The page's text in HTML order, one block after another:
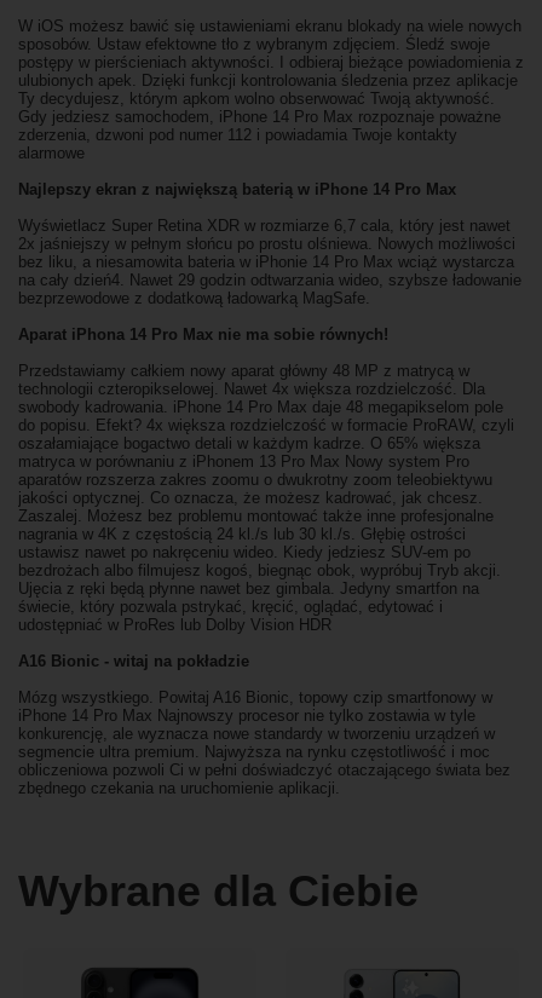
W iOS możesz bawić się ustawieniami ekranu blokady na wiele nowych
sposobów. Ustaw efektowne tło z wybranym zdjęciem. Śledź swoje
postępy w pierścieniach aktywności. I odbieraj bieżące powiadomienia z
ulubionych apek. Dzięki funkcji kontrolowania śledzenia przez aplikacje
Ty decydujesz, którym apkom wolno obserwować Twoją aktywność.
Gdy jedziesz samochodem, iPhone 14 Pro Max rozpoznaje poważne
zderzenia, dzwoni pod numer 112 i powiadamia Twoje kontakty
alarmowe
Najlepszy ekran z największą baterią w iPhone 14 Pro Max
Wyświetlacz Super Retina XDR w rozmiarze 6,7 cala, który jest nawet
2x jaśniejszy w pełnym słońcu po prostu olśniewa. Nowych możliwości
bez liku, a niesamowita bateria w iPhonie 14 Pro Max wciąż wystarcza
na cały dzień4. Nawet 29 godzin odtwarzania wideo, szybsze ładowanie
bezprzewodowe z dodatkową ładowarką MagSafe.
Aparat iPhona 14 Pro Max nie ma sobie równych!
Przedstawiamy całkiem nowy aparat główny 48 MP z matrycą w
technologii czteropikselowej. Nawet 4x większa rozdzielczość. Dla
swobody kadrowania. iPhone 14 Pro Max daje 48 megapikselom pole
do popisu. Efekt? 4x większa rozdzielczość w formacie ProRAW, czyli
oszałamiające bogactwo detali w każdym kadrze. O 65% większa
matryca w porównaniu z iPhonem 13 Pro Max Nowy system Pro
aparatów rozszerza zakres zoomu o dwukrotny zoom teleobiektywu
jakości optycznej. Co oznacza, że możesz kadrować, jak chcesz.
Zaszalej. Możesz bez problemu montować także inne profesjonalne
nagrania w 4K z częstością 24 kl./s lub 30 kl./s. Głębię ostrości
ustawisz nawet po nakręceniu wideo. Kiedy jedziesz SUV-em po
bezdrożach albo filmujesz kogoś, biegnąc obok, wypróbuj Tryb akcji.
Ujęcia z ręki będą płynne nawet bez gimbala. Jedyny smartfon na
świecie, który pozwala pstrykać, kręcić, oglądać, edytować i
udostępniać w ProRes lub Dolby Vision HDR
A16 Bionic - witaj na pokładzie
Mózg wszystkiego. Powitaj A16 Bionic, topowy czip smartfonowy w
iPhone 14 Pro Max Najnowszy procesor nie tylko zostawia w tyle
konkurencję, ale wyznacza nowe standardy w tworzeniu urządzeń w
segmencie ultra premium. Najwyższa na rynku częstotliwość i moc
obliczeniowa pozwoli Ci w pełni doświadczyć otaczającego świata bez
zbędnego czekania na uruchomienie aplikacji.
Wybrane dla Ciebie